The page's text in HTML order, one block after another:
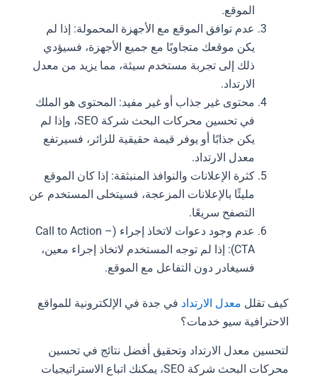
الموقع.
عدم توافق الموقع مع الأجهزة المحمولة: إذا لم
يكن موقعك متجاوبًا مع جميع الأجهزة، فسيؤدي
ذلك إلى تجربة مستخدم سيئة، مما يزيد من معدل
الارتداد.
محتوى غير جذاب أو غير مفيد: المحتوى هو الملك
في تحسين محركات البحث شركة SEO، وإذا لم
يكن جذابًا أو يوفر قيمة حقيقية للزائر، فسيرتفع
معدل الارتداد.
كثرة الإعلانات والنوافذ المنبثقة: إذا كان الموقع
مليئًا بالإعلانات المزعجة، فسيتخلى المستخدم عن
التصفح سريعًا.
عدم وجود دعوات لاتخاذ إجراء (Call to Action –
CTA): إذا لم توجه المستخدم لاتخاذ إجراء معين،
فسيغادر دون التفاعل مع الموقع.
كيف تقلل معدل الارتدادفي جدة في الإلكترونية للمواقع
الاحترافية سيو خدمات؟
لتحسين معدل الارتداد وتحقيق أفضل نتائج في تحسين
محركات البحث شركة SEO، يمكنك اتباع الاستراتيجيات